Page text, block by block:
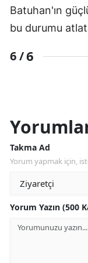
Batuhan'ın
bu durumu
6 /6
Takma Ad
Yorum yapmak için,
Yorum Yazın (500